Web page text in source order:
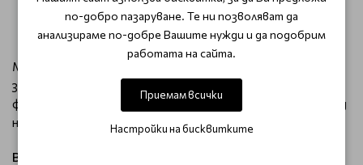
слънцезащита.
Medi-Peel Peptide 9 Vitanol Cream Pro е подходящ избор
за хора, които търсят концентрирана пептидна
формула за поддържане на еластичността и гладкия вид
на кожата без сложна и многослойна рутина.
Виж продукти от категория:
по-добро пазаруване. Те ни позволяват да
анализираме по-добре Вашите нужди и да подобрим
работата на сайта.
Приемам всички
Настройки на бисквитките